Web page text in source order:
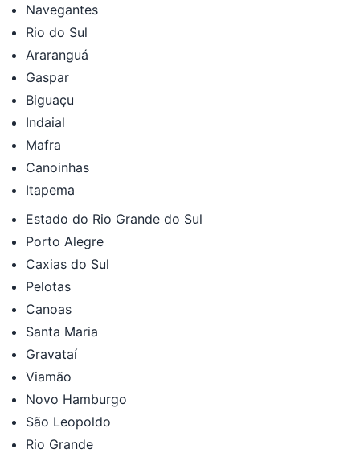
Navegantes
Rio do Sul
Araranguá
Gaspar
Biguaçu
Indaial
Mafra
Canoinhas
Itapema
Estado do Rio Grande do Sul
Porto Alegre
Caxias do Sul
Pelotas
Canoas
Santa Maria
Gravataí
Viamão
Novo Hamburgo
São Leopoldo
Rio Grande